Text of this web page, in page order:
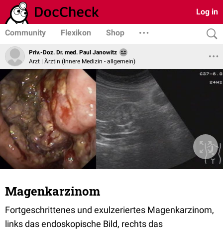
Log in
Community Flexikon Shop
Priv.-Doz. Dr. med. Paul Janowitz
Arzt | Ärztin (Innere Medizin - allgemein)
Magenkarzinom
Fortgeschrittenes und exulzeriertes Magenkarzinom,
links das endoskopische Bild, rechts das